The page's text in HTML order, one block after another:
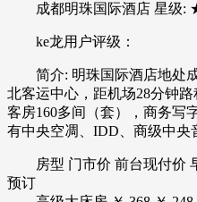
成都明珠国际酒店 星级
ke龙用户评级：
简介: 明珠国际酒店地处成
北客运中心，距机场28分钟
客房160多间（套），商务写
有中央空凋、IDD、商级中央
房型 门市价 前台现付价
预订